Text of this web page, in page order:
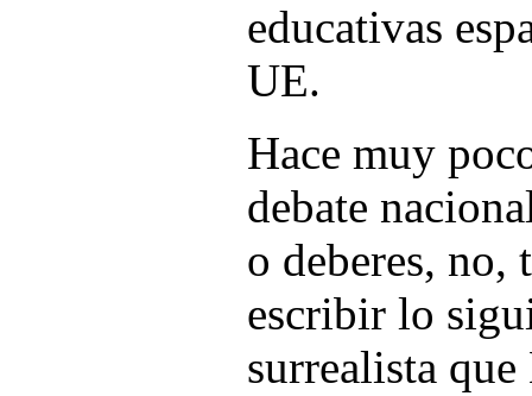
educativas
UE.
Hace muy
debate
o deberes, no,
escribir lo
surrealista